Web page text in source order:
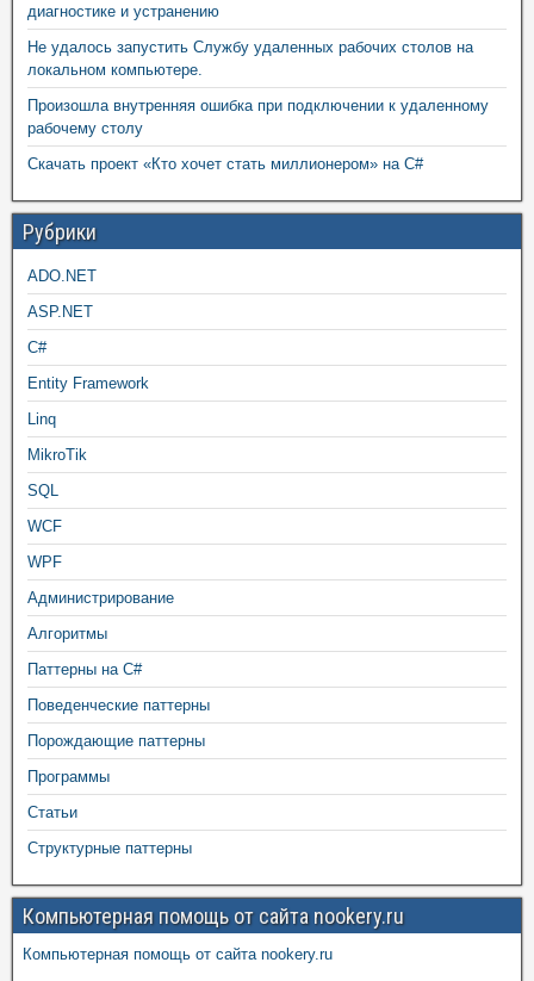
диагностике и устранению
Не удалось запустить Службу удаленных рабочих столов на
локальном компьютере.
Произошла внутренняя ошибка при подключении к удаленному
рабочему столу
Скачать проект «Кто хочет стать миллионером» на C#
Рубрики
ADO.NET
ASP.NET
C#
Entity Framework
Linq
MikroTik
SQL
WCF
WPF
Администрирование
Алгоритмы
Паттерны на C#
Поведенческие паттерны
Порождающие паттерны
Программы
Статьи
Структурные паттерны
Компьютерная помощь от сайта nookery.ru
Компьютерная помощь от сайта nookery.ru